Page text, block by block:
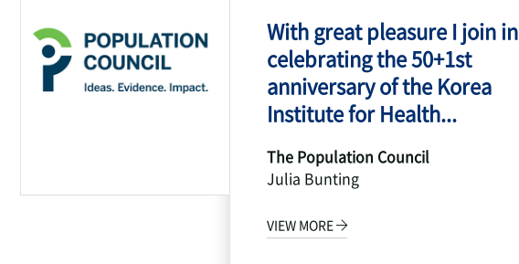
With great pleasure I join in
celebrating the 50+1st
anniversary of the Korea
Institute for Health...
The Population Council
Julia Bunting
VIEW MORE